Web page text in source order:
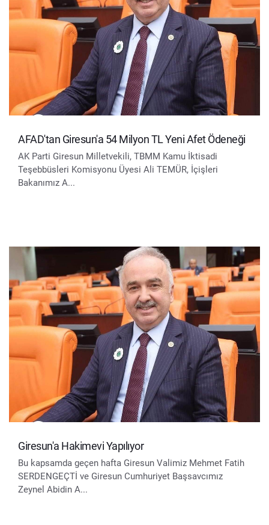
AFAD'tan Giresun'a 54 Milyon TL Yeni Afet Ödeneği
AK Parti Giresun Milletvekili, TBMM Kamu İktisadi
Teşebbüsleri Komisyonu Üyesi Ali TEMÜR, İçişleri
Bakanımız A...
Giresun'a Hakimevi Yapılıyor
Bu kapsamda geçen hafta Giresun Valimiz Mehmet Fatih
SERDENGEÇTİ ve Giresun Cumhuriyet Başsavcımız
Zeynel Abidin A...